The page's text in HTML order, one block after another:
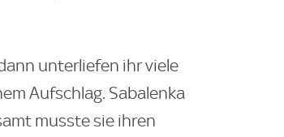
unterliefen ihr viele
Aufschlag. Sabalenka
musste sie ihren